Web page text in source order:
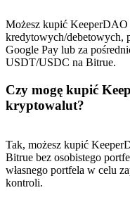
Exclusive for
Trade Gold & Silver
Możesz kupić KeeperDAO
kredytowych/debetowych,
Google Pay lub za
USDT/USDC na Bitrue.
Czy mogę kupić
kryptowalut?
Tak, możesz kupić
Bitrue bez osobistego
własnego portfela w celu
kontroli.